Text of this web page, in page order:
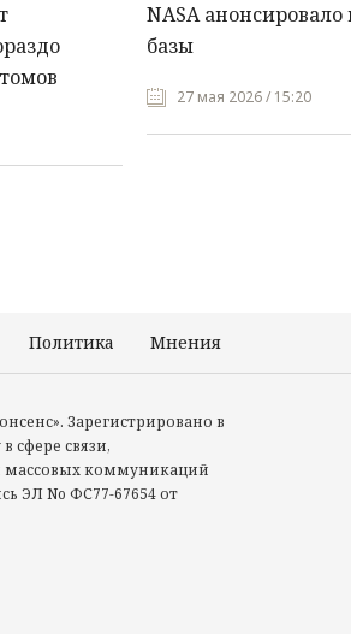
NASA
базы
27 мая 2026 / 15:20
Политика Мнения
Зарегистрировано в
сфере связи,
коммуникаций
ЭЛ No ФС77-67654 от